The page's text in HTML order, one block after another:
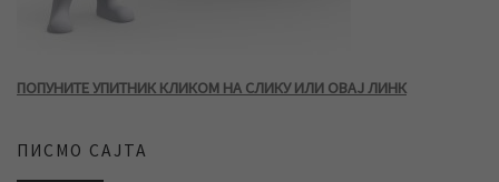
ПОПУНИТЕ УПИТНИК КЛИКОМ НА СЛИКУ ИЛИ ОВАЈ ЛИНК
ПИСМО САЈТА